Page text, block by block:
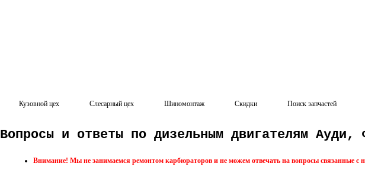
Кузовной цех Слесарный цех Шиномонтаж Скидки Поиск запчастей
Вопросы и ответы по дизельным двигателям Ауди,
Внимание! Мы не занимаемся ремонтом карбюраторов и не можем отвечать на вопросы связанные с